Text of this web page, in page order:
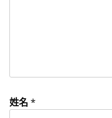
姓名 *